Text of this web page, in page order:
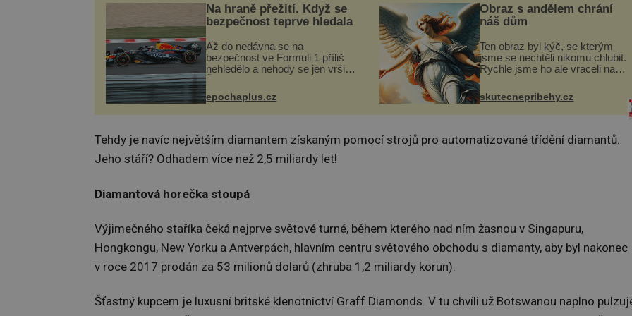
Na hraně přežití. Když se
bezpečnost teprve hledala
Až do nedávna se na
bezpečnost ve Formuli 1 příliš
nehledělo a nehody se jen vršily.
kůži, často s trvalými následky
nebo bohužel i ztrátou života.
Dnes nepochopiteln...
epochaplus.cz
Obraz s andělem chrání
náš dům
Ten obraz byl kýč, se kterým
jsme se nechtěli nikomu chlubit.
Rychle jsme ho ale vraceli na
Vaškem jsme si pořídili
chaloupku, takový domek na
severu Čech, kde jsme si
skutecnepribehy.cz
Tehdy je navíc největším diamantem získaným pomocí strojů pro automatizované třídění diamantů.
Jeho stáří? Odhadem více než 2,5 miliardy let!
Diamantová horečka stoupá
Výjimečného staříka čeká nejprve světové turné, během kterého nad ním žasnou v Singapuru,
Hongkongu, New Yorku a Antverpách, hlavním centru světového obchodu s diamanty, aby byl nakonec
v roce 2017 prodán za 53 milionů dolarů (zhruba 1,2 miliardy korun).
Šťastný kupcem je luxusní britské klenotnictví Graff Diamonds. V tu chvíli už Botswanou naplno